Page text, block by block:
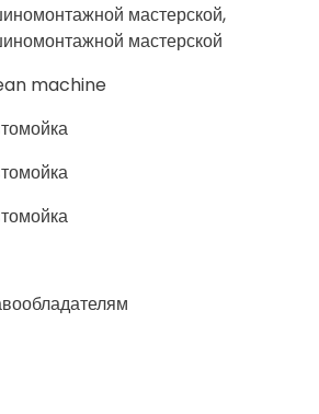
мастерской,
мастерской
machine